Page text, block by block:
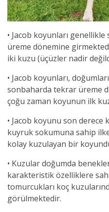
• Jacob koyunları
üreme dönemine
iki kuzu (üçüzler nadir
• Jacob koyunları,
sonbaharda tekrar üreme
çoğu zaman koyunun ilk
• Jacob koyunu son
kuyruk sokumuna sahip
kolay kuzulayan bir
• Kuzular doğumda
karakteristik özelliklere
tomurcukları koç
görülmektedir.